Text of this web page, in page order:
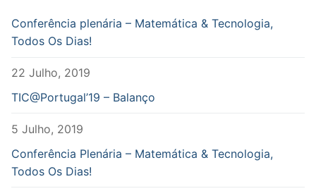
Conferência plenária – Matemática & Tecnologia,
Todos Os Dias!
22 Julho, 2019
TIC@Portugal’19 – Balanço
5 Julho, 2019
Conferência Plenária – Matemática & Tecnologia,
Todos Os Dias!